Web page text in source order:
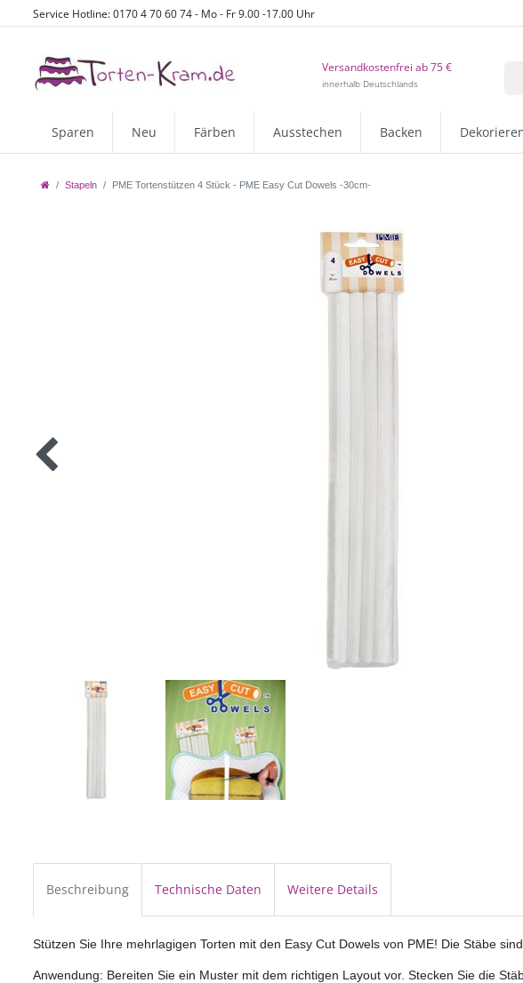
Service Hotline: 0170 4 70 60 74 - Mo - Fr 9.00 -17.00 Uhr
Versandkostenfrei ab 75 €
innerhalb Deutschlands
Sparen Neu Färben Ausstechen Backen
Stapeln PME Tortenstützen 4 Stück - PME Easy Cut Dowels -30cm-
Beschreibung Technische Daten Weitere Details
Stützen Sie Ihre mehrlagigen Torten mit den Easy Cut Dowels von PME! Die Stäbe
Anwendung: Bereiten Sie ein Muster mit dem richtigen Layout vor. Stecken Sie die